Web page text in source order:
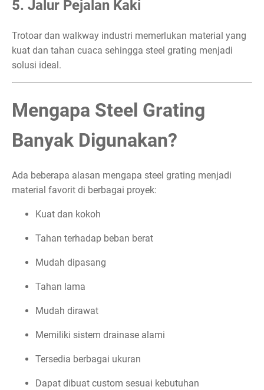
5. Jalur Pejalan Kaki
Trotoar dan walkway industri memerlukan material yang
kuat dan tahan cuaca sehingga steel grating menjadi
solusi ideal.
Mengapa Steel Grating
Banyak Digunakan?
Ada beberapa alasan mengapa steel grating menjadi
material favorit di berbagai proyek:
Kuat dan kokoh
Tahan terhadap beban berat
Mudah dipasang
Tahan lama
Mudah dirawat
Memiliki sistem drainase alami
Tersedia berbagai ukuran
Dapat dibuat custom sesuai kebutuhan